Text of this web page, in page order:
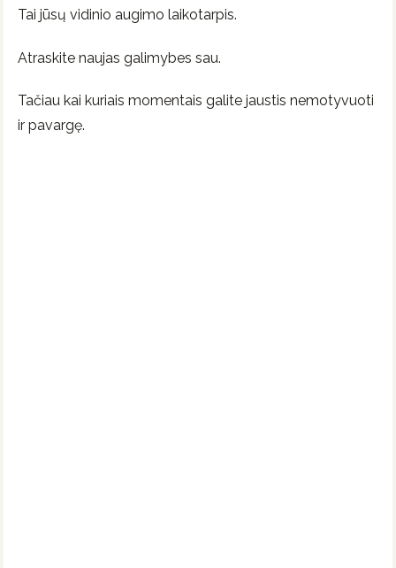
Tai jūsų vidinio augimo laikotarpis.
Atraskite naujas galimybes sau.
Tačiau kai kuriais momentais galite jaustis nemotyvuoti
ir pavargę.